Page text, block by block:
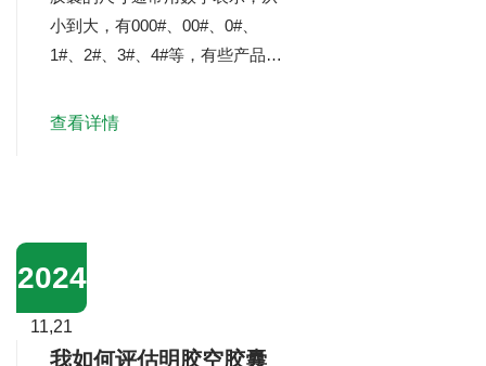
小到大，有000#、00#、0#、
1#、2#、3#、4#等，有些产品甚
是一些常见尺寸的近似范围（可
查看详情
2024
11,21
我如何评估明胶空胶囊